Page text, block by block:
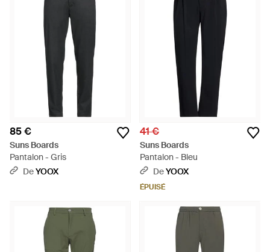
85 €
Suns Boards
Pantalon - Gris
DeYOOX
41 €
Suns Boards
Pantalon - Bleu
DeYOOX
ÉPUISÉ